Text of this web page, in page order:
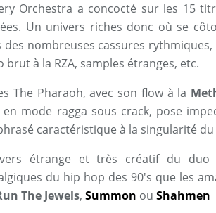
Orchestra a concocté sur les 15
Un univers riches donc où se
des nombreuses cassures rythmiques,
brut à la RZA, samples étranges, etc.
The Pharaoh, avec son flow à la
en mode ragga sous crack, pose
caractéristique à la singularité
étrange et très créatif du
du hip hop des 90's que les
The Jewels, Summon ou Shahmen